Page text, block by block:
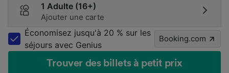
1 Adulte (16+)
Ajouter une carte
Économisez jusqu'à 20 % sur les
séjours avec Genius
Booking.com
Trouver des billets à petit prix